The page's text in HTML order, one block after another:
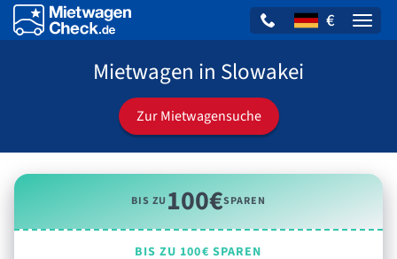
€
Mietwagen in Slowakei
Zur Mietwagensuche
BIS ZU100€SPAREN
BIS ZU 100€ SPAREN